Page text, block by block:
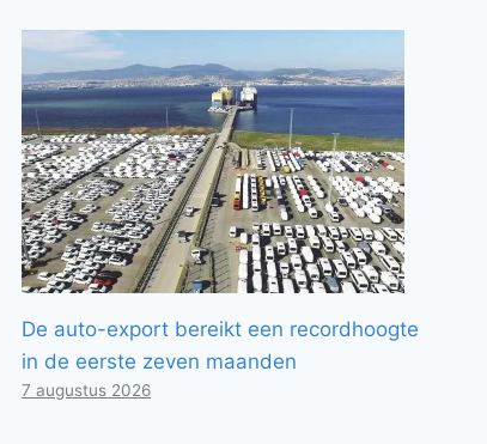
De auto-export bereikt een recordhoogte
in de eerste zeven maanden
7 augustus 2026